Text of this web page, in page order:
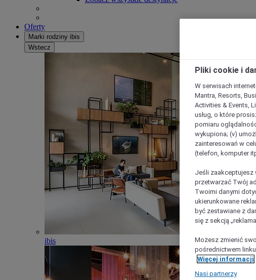
Oferty
Marki rodziny ibis
Wstecz
ibis
Pliki cookie i
W serwisach
Mantra, Resorts,
Activities & Events,
usług, o które
pomiaru
wykupiona; (v)
zainteresowań w
(telefon, komputer
Jeśli zaakceptujesz
przetwarzać Twój
Twoimi danymi
ukierunkowane
być zestawiane z
się z sekcją
Możesz zmienić
pośrednictwem
Więcej informacji
Nasi partnerzy